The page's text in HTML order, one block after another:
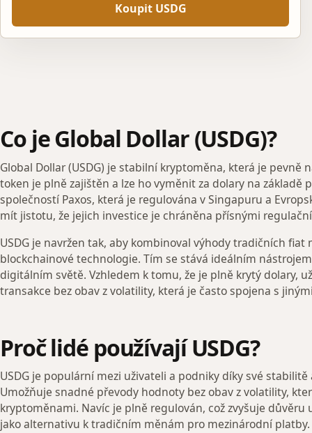
Koupit USDG
Co je Global Dollar (USDG)?
Global Dollar (USDG) je stabilní kryptoměna, která je pevně
token je plně zajištěn a lze ho vyměnit za dolary na základě
společností Paxos, která je regulována v Singapuru a
mít jistotu, že jejich investice je chráněna přísnými
USDG je navržen tak, aby kombinoval výhody tradičních
blockchainové technologie. Tím se stává ideálním
digitálním světě. Vzhledem k tomu, že je plně krytý dolary,
transakce bez obav z volatility, která je často spojena s
Proč lidé používají USDG?
USDG je populární mezi uživateli a podniky díky své
Umožňuje snadné převody hodnoty bez obav z volatility,
kryptoměnami. Navíc je plně regulován, což zvyšuje
jako alternativu k tradičním měnám pro mezinárodní platby.